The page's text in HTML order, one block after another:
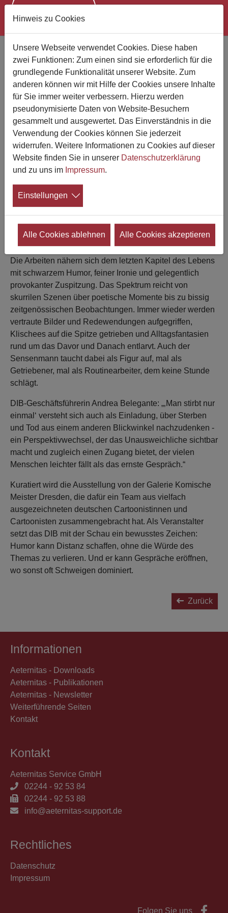
Cartoons und Karikaturen zu
Sterben, Tod und Friedhofskultur
Ausstellung "Man stirbt nur einmal" in Bad
Wildungen
19.02.2026
In der Wandelhalle Bad Wildungen zeigt
das Deutsche Institut für Bestattungskultur
(DIB) im Sommer 2026 eine Ausstellung,
leichter Hand aufnimmt. Unter dem Titel „Man stirbt nur
Karikaturen zu Sterben, Tod und Friedhofskultur. Die
sehen.
Die Arbeiten nähern sich dem letzten Kapitel des Lebens
mit schwarzem Humor, feiner Ironie und gelegentlich
provokanter Zuspitzung. Das Spektrum reicht von
skurrilen Szenen über poetische Momente bis zu bissig
zeitgenössischen Beobachtungen. Immer wieder werden
vertraute Bilder und Redewendungen aufgegriffen,
Klischees auf die Spitze getrieben und Alltagsfantasien
rund um das Davor und Danach entlarvt. Auch der
Sensenmann taucht dabei als Figur auf, mal als
Getriebener, mal als Routinearbeiter, dem keine Stunde
schlägt.
DIB-Geschäftsführerin Andrea Belegante: „‚Man stirbt nur
einmal‘ versteht sich auch als Einladung, über Sterben
und Tod aus einem anderen Blickwinkel nachzudenken -
ein Perspektivwechsel, der das Unausweichliche sichtbar
macht und zugleich einen Zugang bietet, der vielen
Menschen leichter fällt als das ernste Gespräch.“
Kuratiert wird die Ausstellung von der Galerie Komische
Meister Dresden, die dafür ein Team aus vielfach
ausgezeichneten deutschen Cartoonistinnen und
Cartoonisten zusammengebracht hat. Als Veranstalter
setzt das DIB mit der Schau ein bewusstes Zeichen:
Humor kann Distanz schaffen, ohne die Würde des
Themas zu verlieren. Und er kann Gespräche eröffnen,
wo sonst oft Schweigen dominiert.
Zurück
Informationen
Aeternitas - Downloads
Aeternitas - Publikationen
Aeternitas - Newsletter
Weiterführende Seiten
Kontakt
Kontakt
Aeternitas Service GmbH
02244 - 92 53 84
02244 - 92 53 88
info@aeternitas-support.de
Rechtliches
Datenschutz
Impressum
Folgen Sie uns
Hinweis zu Cookies
Unsere Webseite verwendet Cookies. Diese haben
zwei Funktionen: Zum einen sind sie erforderlich für die
grundlegende Funktionalität unserer Website. Zum
anderen können wir mit Hilfe der Cookies unsere Inhalte
für Sie immer weiter verbessern. Hierzu werden
pseudonymisierte Daten von Website-Besuchern
gesammelt und ausgewertet. Das Einverständnis in die
Verwendung der Cookies können Sie jederzeit
widerrufen. Weitere Informationen zu Cookies auf dieser
Website finden Sie in unserer Datenschutzerklärung
und zu uns im Impressum.
Einstellungen
Alle Cookies ablehnen Alle Cookies akzeptieren